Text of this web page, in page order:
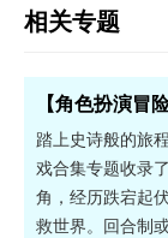
相关专题
【角色扮演冒
踏上史诗般的旅
戏合集专题收录
角，经历跌宕起
救世界。回合制